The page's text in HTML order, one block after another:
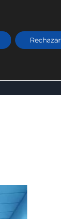
Rechazar